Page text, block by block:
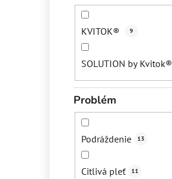
KVITOK® 9
SOLUTION by Kvitok®
Problém
Podráždenie 13
Citlivá pleť 11